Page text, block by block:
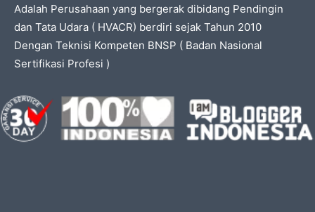
Adalah Perusahaan yang bergerak dibidang Pendingin
dan Tata Udara ( HVACR) berdiri sejak Tahun 2010
Dengan Teknisi Kompeten BNSP ( Badan Nasional
Sertifikasi Profesi )